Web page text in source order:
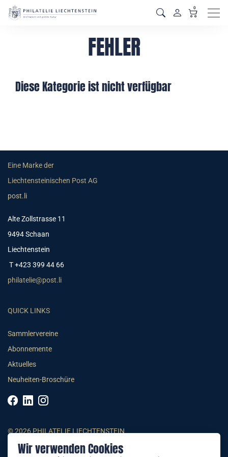
Wir verwenden Cookies
0
FEHLER
Diese Kategorie ist nicht verfügbar
Eine Marke der
Liechtensteinischen Post AG
post.li
Alte Zollstrasse 11
9494 Schaan
Liechtenstein
T +423 399 44 66
philatelie@post.li
QUICK LINKS
Sammlervereine
Abonnemente
Aktuelles
Neuheiten-Broschüre
© 2026 PHILATELIE LIECHTENSTEIN
AGB